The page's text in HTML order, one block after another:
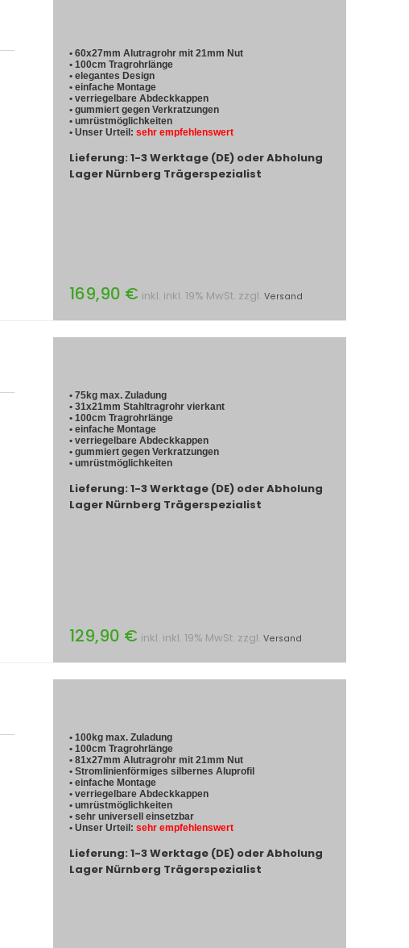
• 60x27mm Alutragrohr mit 21mm Nut
• 100cm Tragrohrlänge
• elegantes Design
• einfache Montage
• verriegelbare Abdeckkappen
• gummiert gegen Verkratzungen
• umrüstmöglichkeiten
• Unser Urteil: sehr empfehlenswert
Lieferung: 1-3 Werktage (DE) oder Abholung
Lager Nürnberg Trägerspezialist
169,90 € inkl. inkl. 19% MwSt. zzgl. Versand
• 75kg max. Zuladung
• 31x21mm Stahltragrohr vierkant
• 100cm Tragrohrlänge
• einfache Montage
• verriegelbare Abdeckkappen
• gummiert gegen Verkratzungen
• umrüstmöglichkeiten
Lieferung: 1-3 Werktage (DE) oder Abholung
Lager Nürnberg Trägerspezialist
129,90 € inkl. inkl. 19% MwSt. zzgl. Versand
• 100kg max. Zuladung
• 100cm Tragrohrlänge
• 81x27mm Alutragrohr mit 21mm Nut
• Stromlinienförmiges silbernes Aluprofil
• einfache Montage
• verriegelbare Abdeckkappen
• umrüstmöglichkeiten
• sehr universell einsetzbar
• Unser Urteil: sehr empfehlenswert
Lieferung: 1-3 Werktage (DE) oder Abholung
Lager Nürnberg Trägerspezialist